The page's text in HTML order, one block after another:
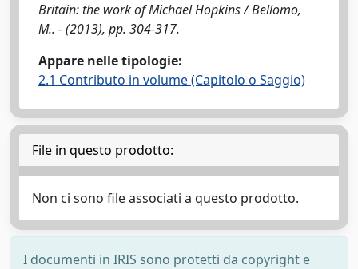
Britain: the work of Michael Hopkins / Bellomo,
M.. - (2013), pp. 304-317.
Appare nelle tipologie:
2.1 Contributo in volume (Capitolo o Saggio)
File in questo prodotto:
Non ci sono file associati a questo prodotto.
I documenti in IRIS sono protetti da copyright e